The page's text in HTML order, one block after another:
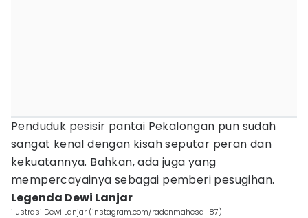
Penduduk pesisir pantai Pekalongan pun sudah
sangat kenal dengan kisah seputar peran dan
kekuatannya. Bahkan, ada juga yang
mempercayainya sebagai pemberi pesugihan.
Legenda Dewi Lanjar
ilustrasi Dewi Lanjar (instagram.com/radenmahesa_87)